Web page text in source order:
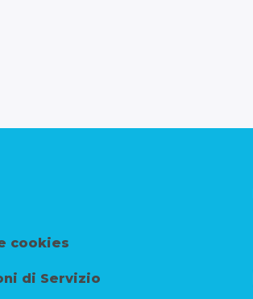
cookies
di Servizio